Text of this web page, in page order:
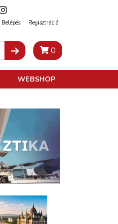
Belépés Regisztráció
0
WEBSHOP